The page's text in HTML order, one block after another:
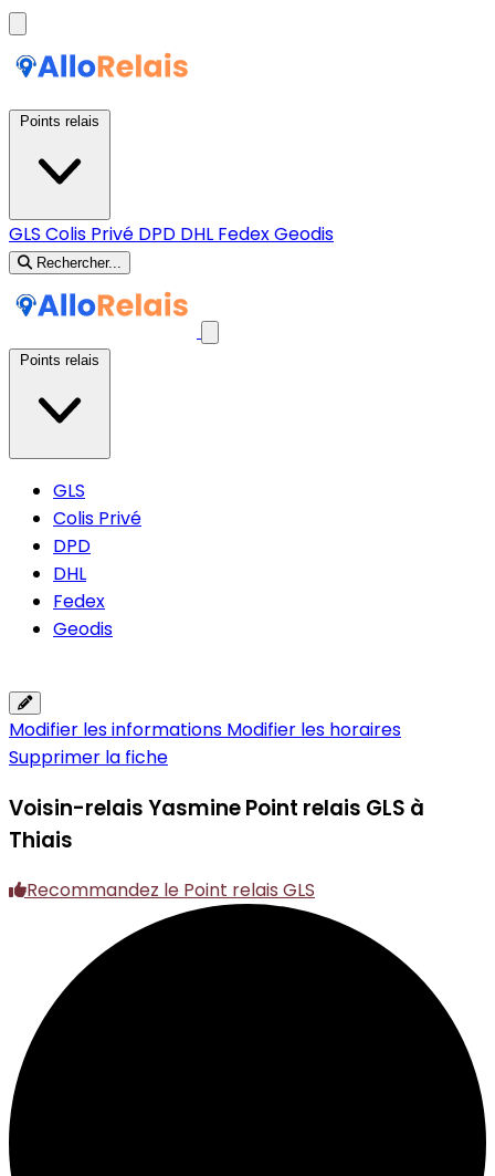
GLS Colis Privé DPD DHL FedexGeodis
Rechercher...
GLS
Colis Privé
DPD
DHL
Fedex
Geodis
Modifier les informations Modifier les horaires
Supprimer la fiche
Voisin-relais YasminePoint relais GLS à
Thiais
Recommandez le Point relais GLS